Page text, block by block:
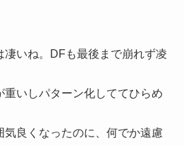
凄いね。DFも最後まで崩れず凌
重いしパターン化しててひらめ
良くなったのに、何でか遠慮